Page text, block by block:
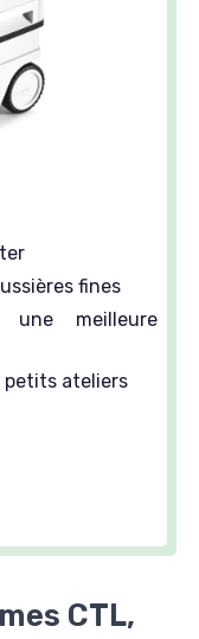
fines
une meilleure
petits ateliers
CTL,